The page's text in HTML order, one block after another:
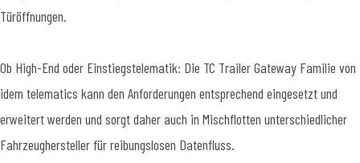
Türöffnungen.
Ob High-End oder Einstiegstelematik: Die TC Trailer Gateway Familie von
idem telematics kann den Anforderungen entsprechend eingesetzt und
erweitert werden und sorgt daher auch in Mischflotten unterschiedlicher
Fahrzeughersteller für reibungslosen Datenfluss.